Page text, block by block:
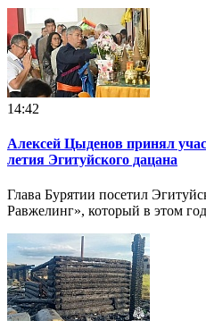
14:42
Алексей Цыденов принял
летия Эгитуйского дацана
Глава Бурятии посетил
Равжелинг», который в этом